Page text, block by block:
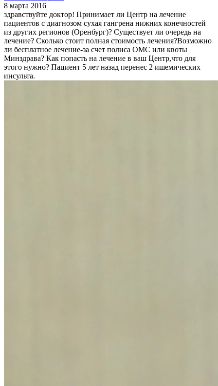
8 марта 2016
здравствуйте доктор! Принимает ли Центр на лечение
пациентов с диагнозом сухая гангрена нижних конечностей
из других регионов (Оренбург)? Существует ли очередь на
лечение? Сколько стоит полная стоимость лечения?Возможно
ли бесплатное лечение-за счет полиса ОМС или квоты
Минздрава? Как попасть на лечение в ваш Центр,что для
этого нужно? Пациент 5 лет назад перенес 2 ишемических
инсульта.